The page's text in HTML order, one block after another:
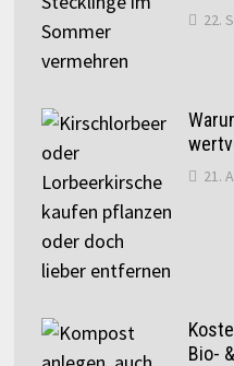
22.
21.
Bio-